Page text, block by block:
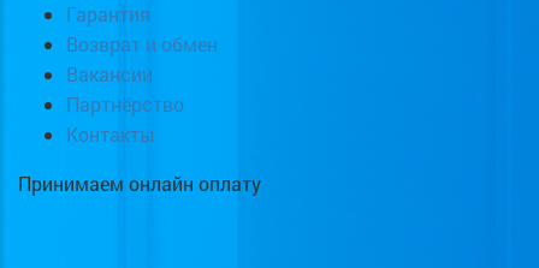
Гарантия
Возврат и обмен
Вакансии
Партнёрство
Контакты
Принимаем онлайн оплату